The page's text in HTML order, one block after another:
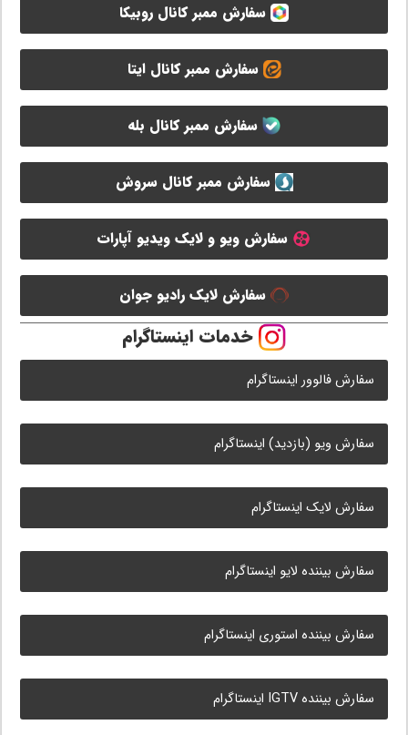
سفارش ممبر کانال روبیکا
سفارش ممبر کانال ایتا
سفارش ممبر کانال بله
سفارش ممبر کانال سروش
سفارش ویو و لایک ویدیو آپارات
سفارش لایک رادیو جوان
خدمات اینستاگرام
سفارش فالوور اینستاگرام
سفارش ویو (بازدید) اینستاگرام
سفارش لایک اینستاگرام
سفارش بیننده لایو اینستاگرام
سفارش بیننده استوری اینستاگرام
سفارش بیننده IGTV اینستاگرام